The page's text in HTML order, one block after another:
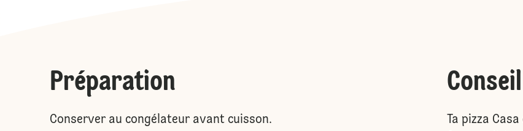
Préparation
Conserver au congélateur avant cuisson.
Conseil
Ta pizza